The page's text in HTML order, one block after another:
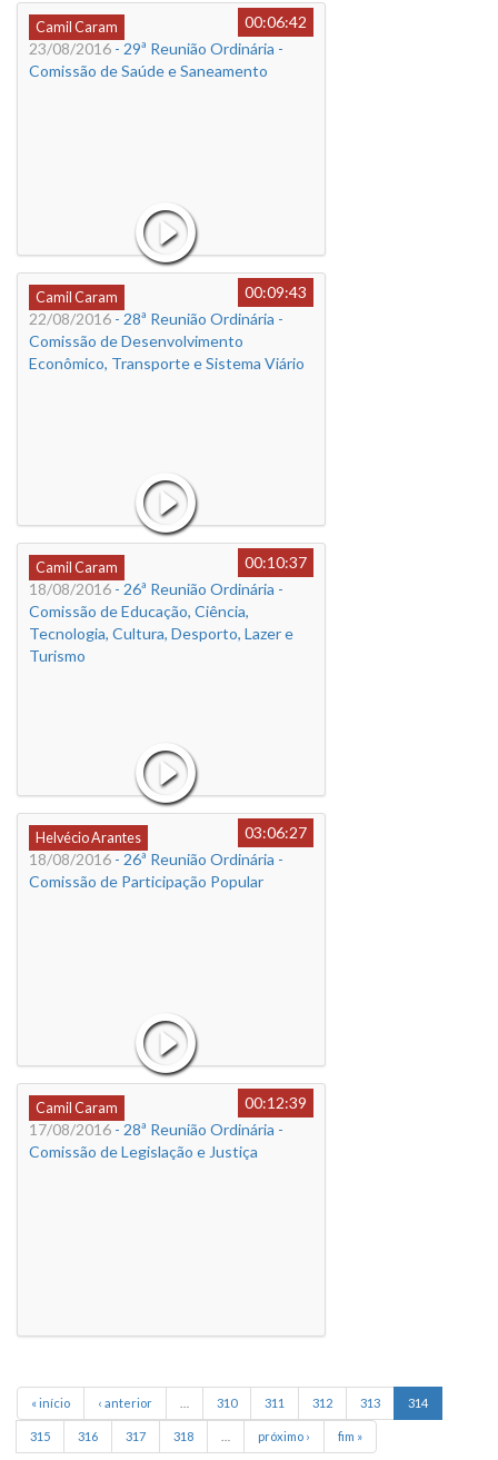
Camil Caram
00:06:42
23/08/2016 - 29ª Reunião Ordinária -
Comissão de Saúde e Saneamento
Camil Caram
00:09:43
22/08/2016 - 28ª Reunião Ordinária -
Comissão de Desenvolvimento
Econômico, Transporte e Sistema Viário
Camil Caram
00:10:37
18/08/2016 - 26ª Reunião Ordinária -
Comissão de Educação, Ciência,
Tecnologia, Cultura, Desporto, Lazer e
Turismo
Helvécio Arantes
03:06:27
18/08/2016 - 26ª Reunião Ordinária -
Comissão de Participação Popular
Camil Caram
00:12:39
17/08/2016 - 28ª Reunião Ordinária -
Comissão de Legislação e Justiça
« início ‹ anterior 310 311 312 313 314
315 316 317 318 próximo › fim »